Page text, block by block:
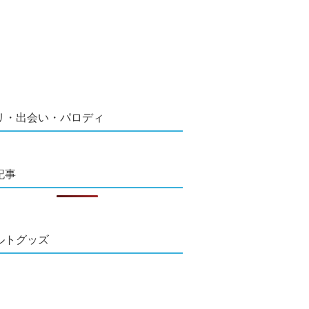
・出会い・パロディ
事
トグッズ